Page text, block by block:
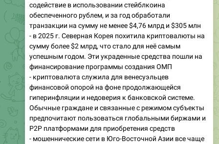
содействие в использовании стейблкоина
обеспеченного рублем, и за год обработали
транзакции на сумму не менее $4,76 млрд и $305 млн
- в 2025 г. Северная Корея похитила криптовалюты на
сумму более $2 млрд, что стало для неё самым
успешным годом. Эти украденные средства пошли на
финансирование программы создания ОМП
- криптовалюта служила для венесуэльцев
финансовой опорой на фоне продолжающейся
гиперинфляции и недоверия к банковской системе.
Обычные граждане и связанные с режимом субъекты
предпочитают пользоваться глобальными биржами и
P2P платформами для приобретения средств
- мошеннические сети в Юго-Восточной Азии все чаще